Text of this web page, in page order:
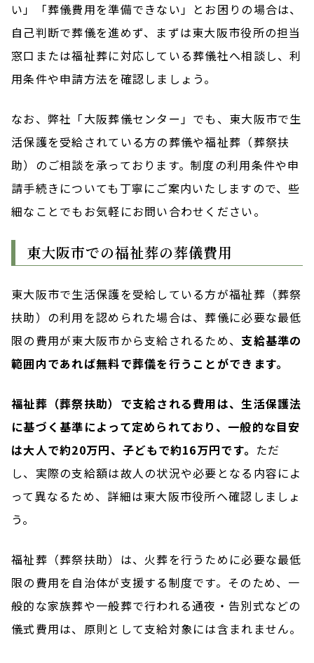
い」「葬儀費用を準備できない」とお困りの場合は、
自己判断で葬儀を進めず、まずは東大阪市役所の担当
窓口または福祉葬に対応している葬儀社へ相談し、利
用条件や申請方法を確認しましょう。
なお、弊社「大阪葬儀センター」でも、東大阪市で生
活保護を受給されている方の葬儀や福祉葬（葬祭扶
助）のご相談を承っております。制度の利用条件や申
請手続きについても丁寧にご案内いたしますので、些
細なことでもお気軽にお問い合わせください。
東大阪市での福祉葬の葬儀費用
東大阪市で生活保護を受給している方が福祉葬（葬祭
扶助）の利用を認められた場合は、葬儀に必要な最低
限の費用が東大阪市から支給されるため、支給基準の
範囲内であれば無料で葬儀を行うことができます。
福祉葬（葬祭扶助）で支給される費用は、生活保護法
に基づく基準によって定められており、一般的な目安
は大人で約20万円、子どもで約16万円です。 ただ
し、実際の支給額は故人の状況や必要となる内容によ
って異なるため、詳細は東大阪市役所へ確認しましょ
う。
福祉葬（葬祭扶助）は、火葬を行うために必要な最低
限の費用を自治体が支援する制度です。そのため、一
般的な家族葬や一般葬で行われる通夜・告別式などの
儀式費用は、原則として支給対象には含まれません。